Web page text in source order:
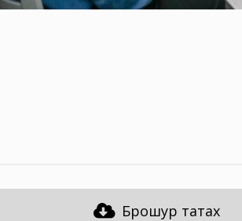
Брошур татах